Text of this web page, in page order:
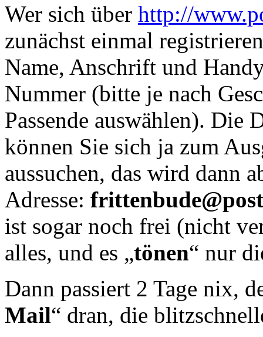
Wer sich über http://
zunächst einmal
Name, Anschrift und
Nummer (bitte je nach
Passende auswählen). Die
können Sie sich ja zum
aussuchen, das wird dann
Adresse:
ist sogar noch frei (nicht
alles, und es „tönen“ nur
Dann passiert 2 Tage nix,
Mail“ dran, die